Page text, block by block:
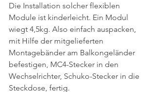
Die Installation solcher flexiblen
Module ist kinderleicht. Ein Modul
wiegt 4,5kg. Also einfach auspacken,
mit Hilfe der mitgelieferten
Montagebänder am Balkongeländer
befestigen, MC4-Stecker in den
Wechselrichter, Schuko-Stecker in die
Steckdose, fertig.